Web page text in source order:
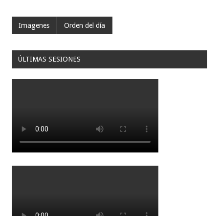
Imagenes Orden del día
ÚLTIMAS SESIONES